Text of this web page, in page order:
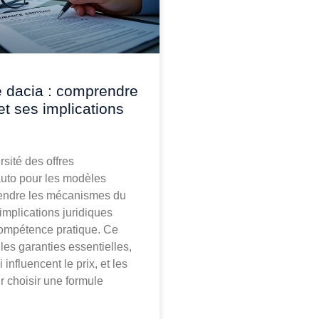
dacia : comprendre
ses implications
des offres
pour les modèles
les mécanismes du
juridiques
pratique. Ce
garanties essentielles,
influencent le prix, et les
choisir une formule